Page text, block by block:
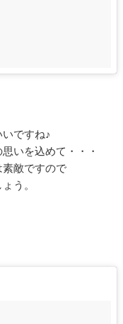
ですね♪
いを込めて・・・
敵ですので
う。